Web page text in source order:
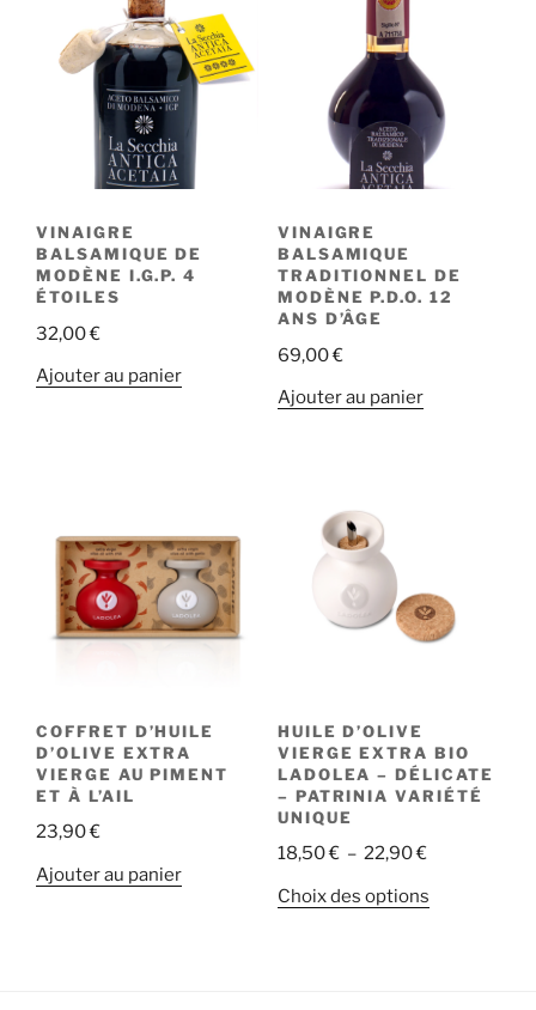
VINAIGRE
BALSAMIQUE DE
MODÈNE I.G.P. 4
ÉTOILES
32,00€
Ajouter au panier
VINAIGRE
BALSAMIQUE
TRADITIONNEL DE
MODÈNE P.D.O. 12
ANS D’ÂGE
69,00€
Ajouter au panier
COFFRET D’HUILE
D’OLIVE EXTRA
VIERGE AU PIMENT
ET À L’AIL
23,90€
Ajouter au panier
HUILE D’OLIVE
VIERGE EXTRA BIO
LADOLEA – DÉLICATE
– PATRINIA VARIÉTÉ
UNIQUE
18,50€ – 22,90€Plage
prix :
Choix des optionsCe